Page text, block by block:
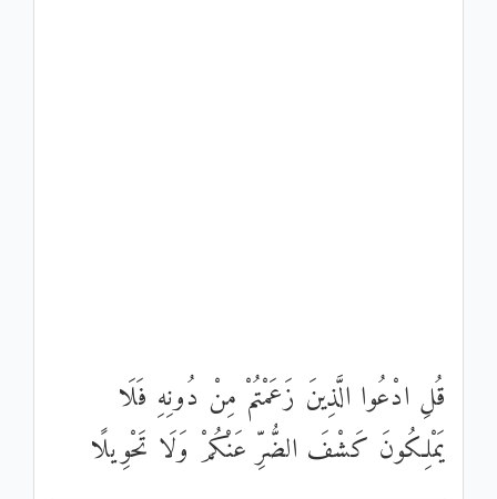
قُلِ ادْعُوا الَّذِينَ زَعَمْتُمْ مِنْ دُونِهِ فَلَا
يَمْلِكُونَ كَشْفَ الضُّرِّ عَنْكُمْ وَلَا تَحْوِيلًا